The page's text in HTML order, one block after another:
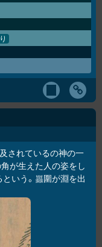
されているの神の一
が生えた人の姿をし
いう。 𧕛圍が淵を出